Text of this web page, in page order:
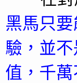
黑馬只
驗，並
值，千